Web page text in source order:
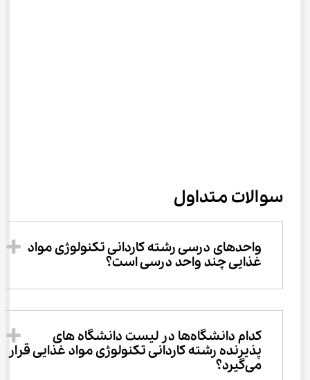
سوالات متداول
واحدهای درسی رشته ﻛﺎردانی ﺗﻜﻨﻮﻟﻮژی ﻣﻮاد
ﻏﺬایی چند واحد درسی است؟
کدام دانشگاه‌ها در لیست دانشگاه های
پذیرنده رشته ﻛﺎردانی ﺗﻜﻨﻮﻟﻮژی ﻣﻮاد ﻏﺬایی قرار
می‌گیرد؟